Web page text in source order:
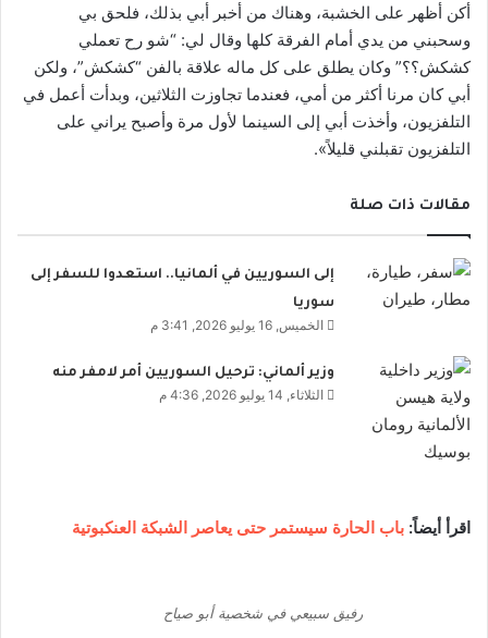
أكن أظهر على الخشبة، وهناك من أخبر أبي بذلك، فلحق بي
وسحبني من يدي أمام الفرقة كلها وقال لي: “شو رح تعملي
كشكش؟؟” وكان يطلق على كل ماله علاقة بالفن “كشكش”، ولكن
أبي كان مرنا أكثر من أمي، فعندما تجاوزت الثلاثين، وبدأت أعمل في
التلفزيون، وأخذت أبي إلى السينما لأول مرة وأصبح يراني على
التلفزيون تقبلني قليلاً».
مقالات ذات صلة
إلى السوريين في ألمانيا.. استعدوا للسفر إلى
سوريا
الخميس, 16 يوليو 2026, 3:41 م
وزير ألماني: ترحيل السوريين أمر لامفر منه
الثلاثاء, 14 يوليو 2026, 4:36 م
اقرأ أيضاً: باب الحارة سيستمر حتى يعاصر الشبكة العنكبوتية
رفيق سبيعي في شخصية أبو صياح